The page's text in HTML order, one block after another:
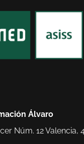
Álvaro
Núm. 12 Valencia,